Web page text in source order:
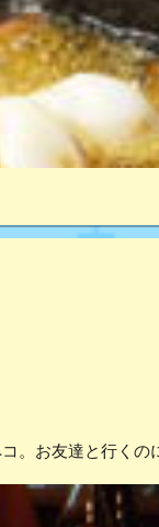
。お友達と行くの